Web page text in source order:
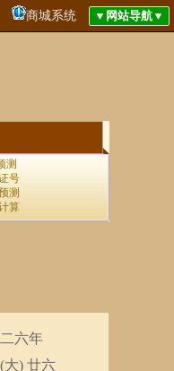
商城系统
测
号
测
算
六年
大) 廿六